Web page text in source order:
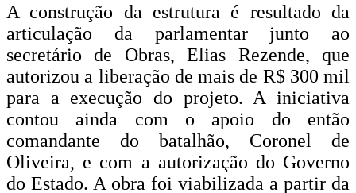
A construção da estrutura é resultado da
articulação da parlamentar junto ao
secretário de Obras, Elias Rezende, que
autorizou a liberação de mais de R$ 300 mil
para a execução do projeto. A iniciativa
contou ainda com o apoio do então
comandante do batalhão, Coronel de
Oliveira, e com a autorização do Governo
do Estado. A obra foi viabilizada a partir da